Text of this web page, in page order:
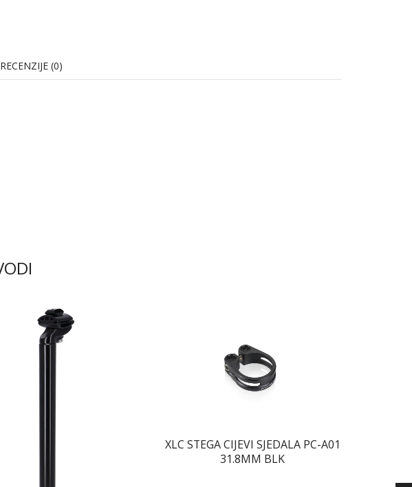
RECENZIJE (0)
XLC STEGA CIJEVI SJEDALA PC-A01
31.8MM BLK